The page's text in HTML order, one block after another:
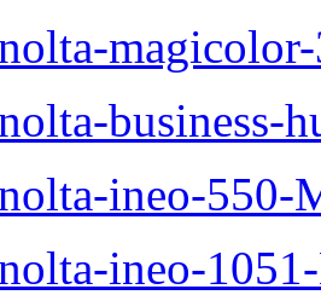
business-
ineo-550-
ineo-